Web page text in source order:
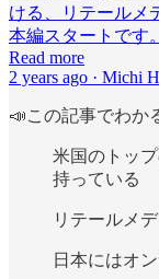
ける、リテールメ
本編スタートです
Read more
2 years ago · Michi
📣この記事でわか
米国のトッ
持っている
リテールメ
日本にはオ